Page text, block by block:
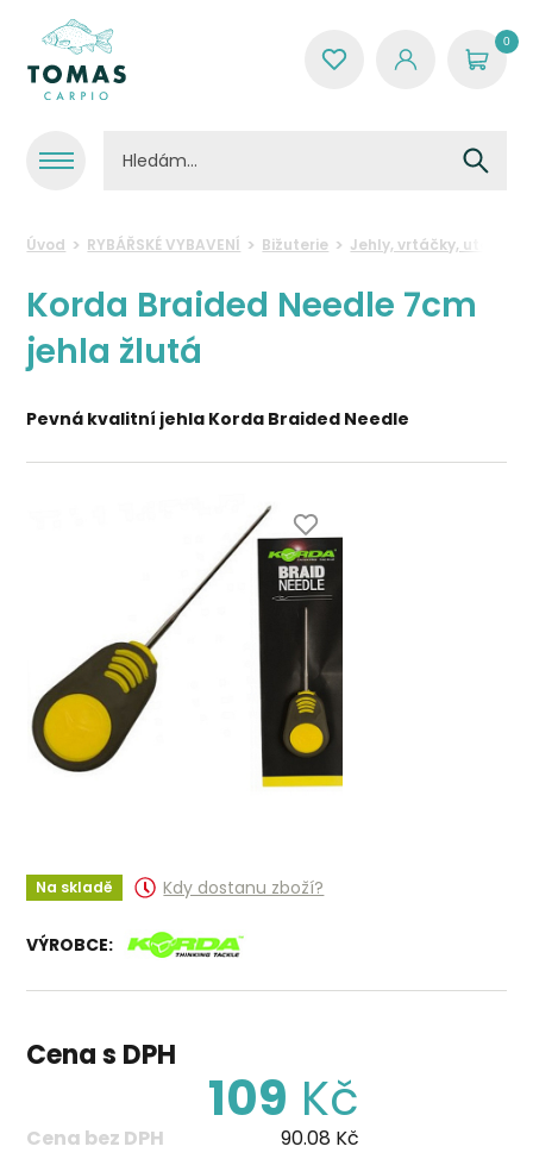
0
Úvod RYBÁŘSKÉ VYBAVENÍ Bižuterie Jehly, vrtáčky,
Korda Braided Needle 7cm
jehla žlutá
Pevná kvalitní jehla Korda Braided Needle
Na skladě Kdy dostanu zboží?
VÝROBCE:
Cena s DPH
109 Kč
Cena bez DPH 90.08 Kč